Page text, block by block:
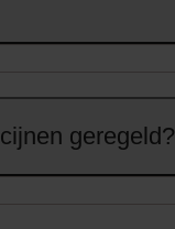
geregeld?